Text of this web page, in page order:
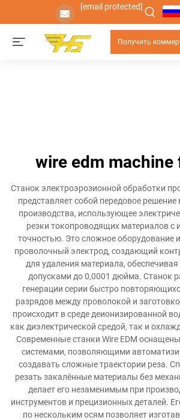
[email protected]
Получить
wire edm machine
Станок электроэрозионной обработки
представляет собой передовое решение
производства, использующее
резки токопроводящих материалов с
точностью. Это сложное оборудование
проволочный электрод, создающий
для удаления материала,
допусками до 0,0001 дюйма. Станок
генерации серии быстро
разрядов между проволокой и
происходит в среде деионизированной
как диэлектрической средой, так и
Современные станки Wire EDM
системами, позволяющими
создавать сложные траектории реза.
резать закалённые материалы без
делает его незаменимым при
инструментов и прецизионных деталей.
по нескольким осям позволяет